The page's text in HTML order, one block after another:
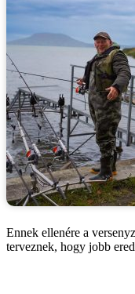
Ennek ellenére a
terveznek, hogy jobb